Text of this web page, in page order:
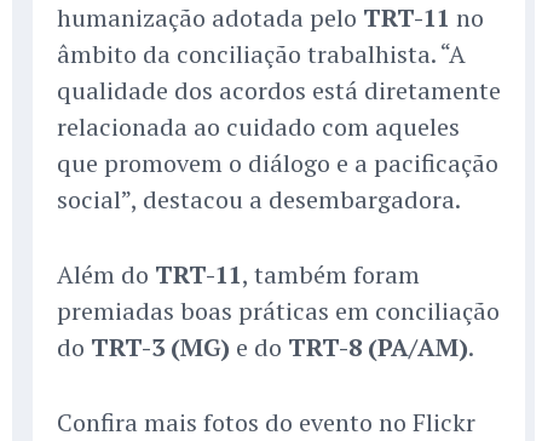
humanização adotada pelo TRT-11 no
âmbito da conciliação trabalhista. “A
qualidade dos acordos está diretamente
relacionada ao cuidado com aqueles
que promovem o diálogo e a pacificação
social”, destacou a desembargadora.
Além do TRT-11, também foram
premiadas boas práticas em conciliação
do TRT-3 (MG) e do TRT-8 (PA/AM).
Confira mais fotos do evento no Flickr